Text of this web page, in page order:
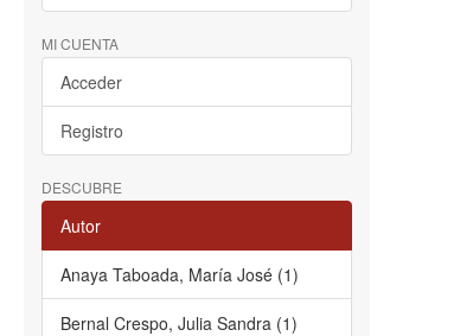
MI CUENTA
Acceder
Registro
DESCUBRE
Autor
Anaya Taboada, María José (1)
Bernal Crespo, Julia Sandra (1)